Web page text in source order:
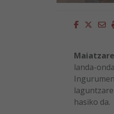
Facebook
landa-
hasiko da.